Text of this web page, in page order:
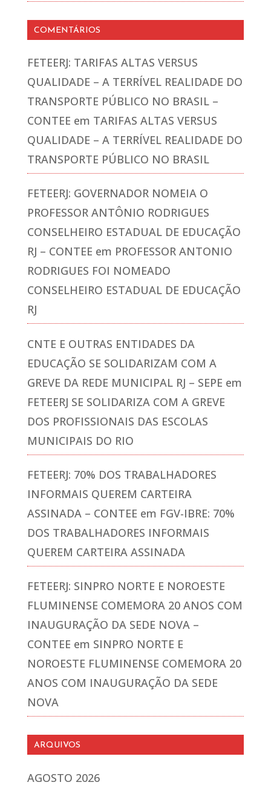
COMENTÁRIOS
FETEERJ: TARIFAS ALTAS VERSUS
QUALIDADE – A TERRÍVEL REALIDADE DO
TRANSPORTE PÚBLICO NO BRASIL –
CONTEE em TARIFAS ALTAS VERSUS
QUALIDADE – A TERRÍVEL REALIDADE DO
TRANSPORTE PÚBLICO NO BRASIL
FETEERJ: GOVERNADOR NOMEIA O
PROFESSOR ANTÔNIO RODRIGUES
CONSELHEIRO ESTADUAL DE EDUCAÇÃO
RJ – CONTEE em PROFESSOR ANTONIO
RODRIGUES FOI NOMEADO
CONSELHEIRO ESTADUAL DE EDUCAÇÃO
RJ
CNTE E OUTRAS ENTIDADES DA
EDUCAÇÃO SE SOLIDARIZAM COM A
GREVE DA REDE MUNICIPAL RJ – SEPE em
FETEERJ SE SOLIDARIZA COM A GREVE
DOS PROFISSIONAIS DAS ESCOLAS
MUNICIPAIS DO RIO
FETEERJ: 70% DOS TRABALHADORES
INFORMAIS QUEREM CARTEIRA
ASSINADA – CONTEE em FGV-IBRE: 70%
DOS TRABALHADORES INFORMAIS
QUEREM CARTEIRA ASSINADA
FETEERJ: SINPRO NORTE E NOROESTE
FLUMINENSE COMEMORA 20 ANOS COM
INAUGURAÇÃO DA SEDE NOVA –
CONTEE em SINPRO NORTE E
NOROESTE FLUMINENSE COMEMORA 20
ANOS COM INAUGURAÇÃO DA SEDE
NOVA
ARQUIVOS
AGOSTO 2026